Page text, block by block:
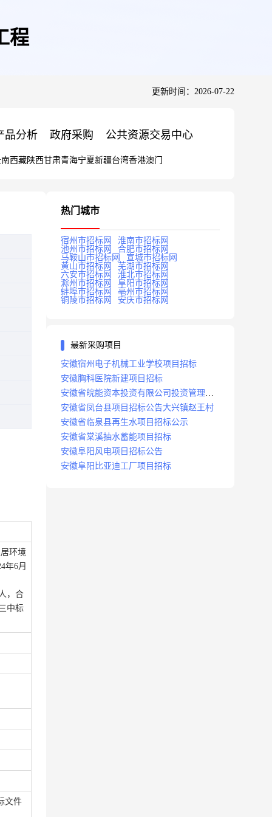
程
更新时间：2026-07-22
品分析 政府采购 公共资源交易中心
西藏陕西甘肃青海宁夏新疆台湾香港澳门
环境
年6月
， 合
中标
文件
热门城市
宿州市招标网
淮南市招标网
池州市招标网
合肥市招标网
马鞍山市招标网
宣城市招标网
黄山市招标网
芜湖市招标网
六安市招标网
淮北市招标网
滁州市招标网
阜阳市招标网
蚌埠市招标网
亳州市招标网
铜陵市招标网
安庆市招标网
最新采购项目
安徽宿州电子机械工业学校项目招标
安徽胸科医院新建项目招标
安徽省皖能资本投资有限公司投资管理系
统建设项目招标
安徽省凤台县项目招标公告大兴镇赵王村
安徽省临泉县再生水项目招标公示
安徽省棠溪抽水蓄能项目招标
安徽阜阳风电项目招标公告
安徽阜阳比亚迪工厂项目招标